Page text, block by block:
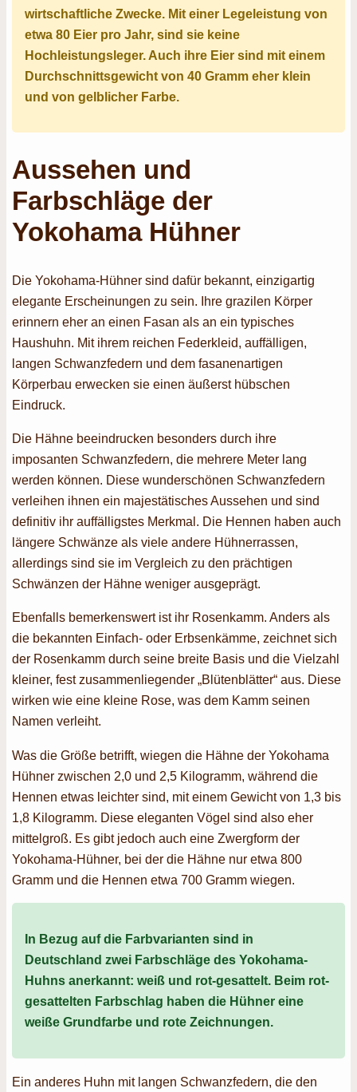
wirtschaftliche Zwecke. Mit einer Legeleistung von
etwa 80 Eier pro Jahr, sind sie keine
Hochleistungsleger. Auch ihre Eier sind mit einem
Durchschnittsgewicht von 40 Gramm eher klein
und von gelblicher Farbe.
Aussehen und
Farbschläge der
Yokohama Hühner
Die Yokohama-Hühner sind dafür bekannt, einzigartig
elegante Erscheinungen zu sein. Ihre grazilen Körper
erinnern eher an einen Fasan als an ein typisches
Haushuhn. Mit ihrem reichen Federkleid, auffälligen,
langen Schwanzfedern und dem fasanenartigen
Körperbau erwecken sie einen äußerst hübschen
Eindruck.
Die Hähne beeindrucken besonders durch ihre
imposanten Schwanzfedern, die mehrere Meter lang
werden können. Diese wunderschönen Schwanzfedern
verleihen ihnen ein majestätisches Aussehen und sind
definitiv ihr auffälligstes Merkmal. Die Hennen haben auch
längere Schwänze als viele andere Hühnerrassen,
allerdings sind sie im Vergleich zu den prächtigen
Schwänzen der Hähne weniger ausgeprägt.
Ebenfalls bemerkenswert ist ihr Rosenkamm. Anders als
die bekannten Einfach- oder Erbsenkämme, zeichnet sich
der Rosenkamm durch seine breite Basis und die Vielzahl
kleiner, fest zusammenliegender „Blütenblätter“ aus. Diese
wirken wie eine kleine Rose, was dem Kamm seinen
Namen verleiht.
Was die Größe betrifft, wiegen die Hähne der Yokohama
Hühner zwischen 2,0 und 2,5 Kilogramm, während die
Hennen etwas leichter sind, mit einem Gewicht von 1,3 bis
1,8 Kilogramm. Diese eleganten Vögel sind also eher
mittelgroß. Es gibt jedoch auch eine Zwergform der
Yokohama-Hühner, bei der die Hähne nur etwa 800
Gramm und die Hennen etwa 700 Gramm wiegen.
In Bezug auf die Farbvarianten sind in
Deutschland zwei Farbschläge des Yokohama-
Huhns anerkannt: weiß und rot-gesattelt. Beim rot-
gesattelten Farbschlag haben die Hühner eine
weiße Grundfarbe und rote Zeichnungen.
Ein anderes Huhn mit langen Schwanzfedern, die den